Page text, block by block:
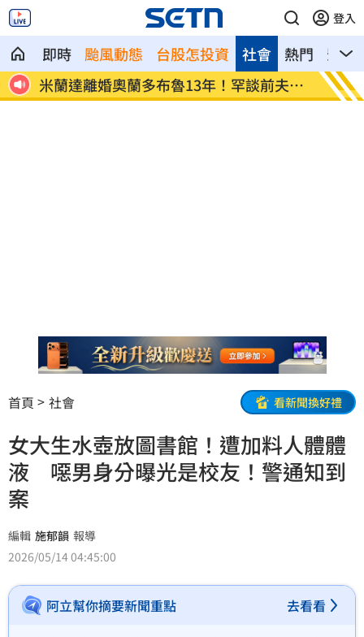
登入
即時 颱風動態 台股怎投資 熱門 影音
社會
互
美制裁杜拜加密幣交所！控助伊朗革命衛
隊
美就
溫
首頁 社會 看新聞換好禮
女大生水壺放圖書館！遭加料人體體
液 噁男身分曝光是校友！警通知到
案
編輯 施郁韻 報導
2026/05/14 04:45:00
阿立幫你摘要新聞重點 去看看